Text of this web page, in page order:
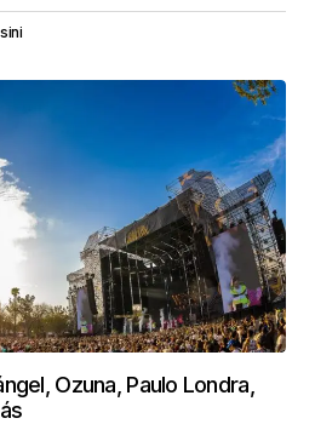
Ozuna, Paulo Londra,